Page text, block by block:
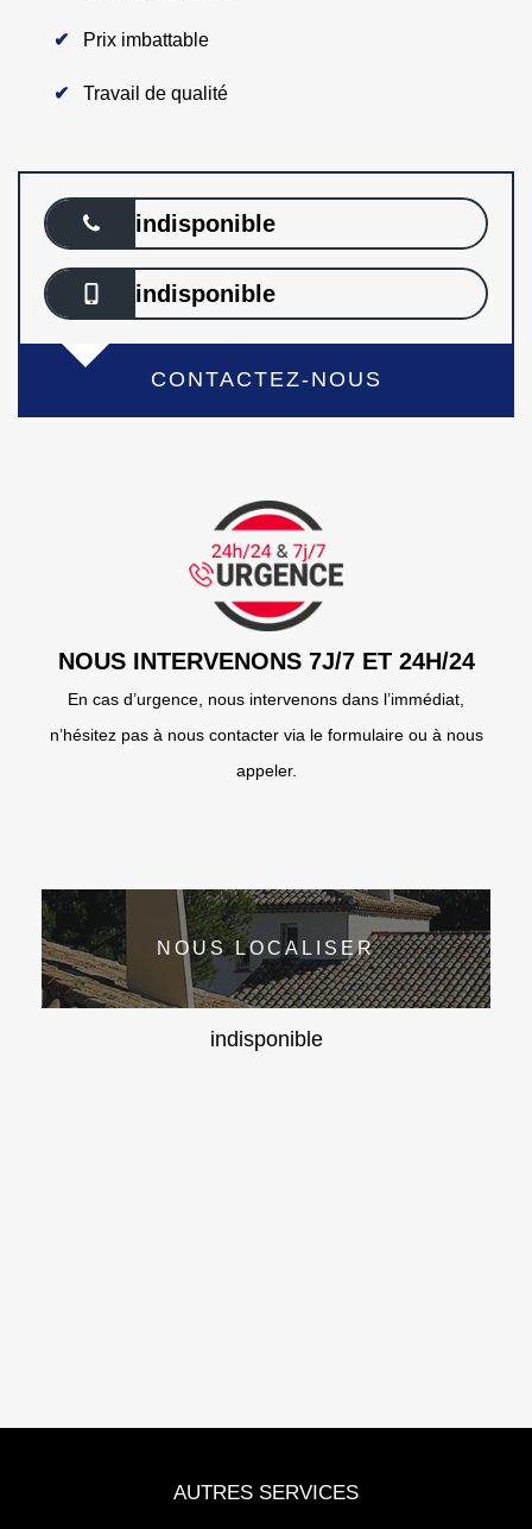
Prix imbattable
Travail de qualité
indisponible
indisponible
CONTACTEZ-NOUS
NOUS INTERVENONS 7J/7 ET 24H/24
En cas d’urgence, nous intervenons dans l’immédiat,
n’hésitez pas à nous contacter via le formulaire ou à nous
appeler.
NOUS LOCALISER
indisponible
AUTRES SERVICES